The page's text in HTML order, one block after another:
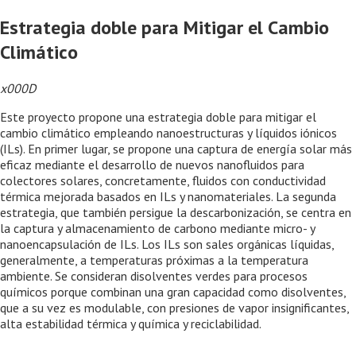
Estrategia doble para Mitigar el Cambio
Climático
x000D
Este proyecto propone una estrategia doble para mitigar el
cambio climático empleando nanoestructuras y líquidos iónicos
(ILs). En primer lugar, se propone una captura de energía solar más
eficaz mediante el desarrollo de nuevos nanofluidos para
colectores solares, concretamente, fluidos con conductividad
térmica mejorada basados en ILs y nanomateriales. La segunda
estrategia, que también persigue la descarbonización, se centra en
la captura y almacenamiento de carbono mediante micro- y
nanoencapsulación de ILs. Los ILs son sales orgánicas líquidas,
generalmente, a temperaturas próximas a la temperatura
ambiente. Se consideran disolventes verdes para procesos
químicos porque combinan una gran capacidad como disolventes,
que a su vez es modulable, con presiones de vapor insignificantes,
alta estabilidad térmica y química y reciclabilidad.